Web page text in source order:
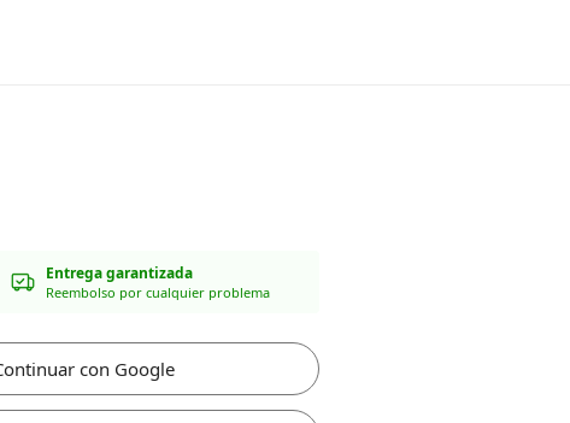
Entrega garantizada
Reembolso por cualquier problema
con Google